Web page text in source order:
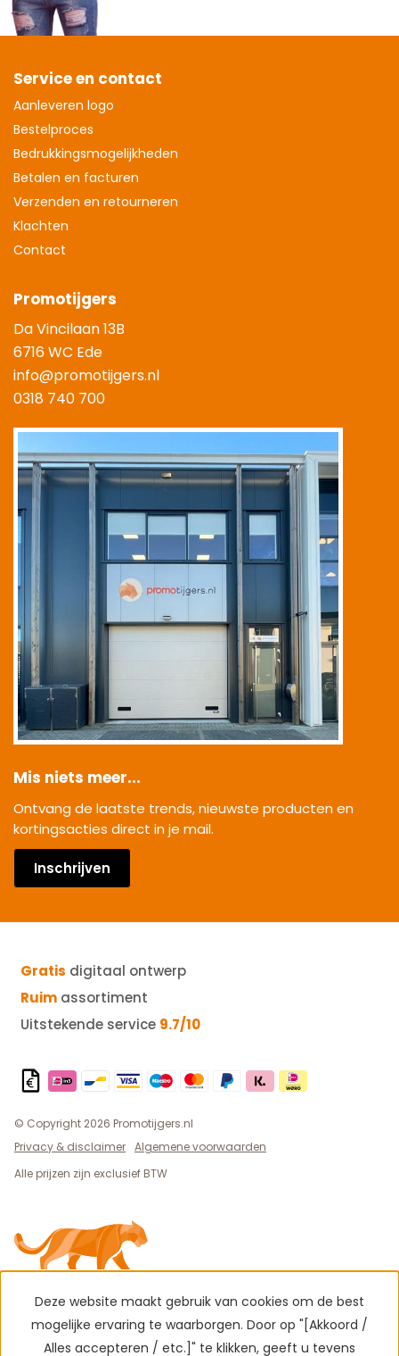
Service en contact
Aanleveren logo
Bestelproces
Bedrukkingsmogelijkheden
Betalen en facturen
Verzenden en retourneren
Klachten
Contact
Promotijgers
Da Vincilaan 13B
6716 WC Ede
info@promotijgers.nl
0318 740 700
Mis niets meer...
Ontvang de laatste trends, nieuwste producten en
kortingsacties direct in je mail.
Inschrijven
Gratis digitaal ontwerp
Ruim assortiment
Uitstekende service 9.7/10
© Copyright 2026 Promotijgers.nl
Privacy & disclaimer Algemene voorwaarden
Alle prijzen zijn exclusief BTW
Deze website maakt gebruik van cookies om de best
mogelijke ervaring te waarborgen. Door op "[Akkoord /
Alles accepteren / etc.]" te klikken, geeft u tevens